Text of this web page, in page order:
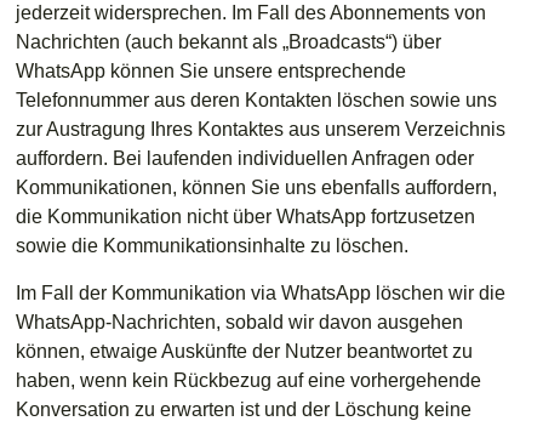
jederzeit widersprechen. Im Fall des Abonnements von
Nachrichten (auch bekannt als „Broadcasts“) über
WhatsApp können Sie unsere entsprechende
Telefonnummer aus deren Kontakten löschen sowie uns
zur Austragung Ihres Kontaktes aus unserem Verzeichnis
auffordern. Bei laufenden individuellen Anfragen oder
Kommunikationen, können Sie uns ebenfalls auffordern,
die Kommunikation nicht über WhatsApp fortzusetzen
sowie die Kommunikationsinhalte zu löschen.
Im Fall der Kommunikation via WhatsApp löschen wir die
WhatsApp-Nachrichten, sobald wir davon ausgehen
können, etwaige Auskünfte der Nutzer beantwortet zu
haben, wenn kein Rückbezug auf eine vorhergehende
Konversation zu erwarten ist und der Löschung keine